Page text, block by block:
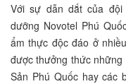
Với sự dẫn dắt của
dưỡng Novotel Phú
ẩm thực độc đáo ở
được thưởng thức
Sản Phú Quốc hay các